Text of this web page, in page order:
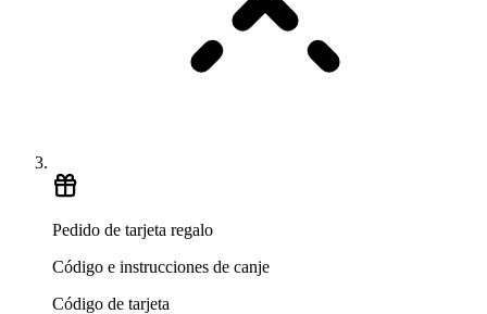
Pedido de tarjeta regalo
Código e instrucciones de canje
Código de tarjeta